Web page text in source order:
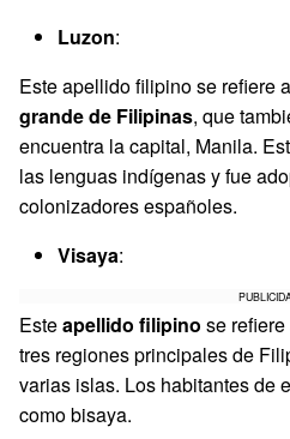
Luzon:
Este apellido filipino se refiere
grande de Filipinas, que
encuentra la capital, Manila.
las lenguas indígenas y fue
colonizadores españoles.
Visaya:
Esteapellido filipino se
tres regiones principales de
varias islas. Los habitantes de
como bisaya.